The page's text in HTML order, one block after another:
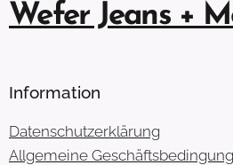
Wefer Jeans +
Information
Datenschutzerklärung
Allgemeine